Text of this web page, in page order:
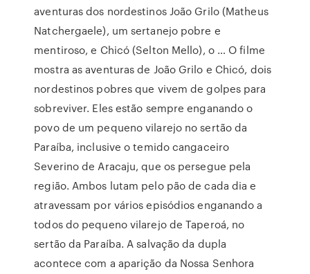
aventuras dos nordestinos João Grilo (Matheus
Natchergaele), um sertanejo pobre e
mentiroso, e Chicó (Selton Mello), o … O filme
mostra as aventuras de João Grilo e Chicó, dois
nordestinos pobres que vivem de golpes para
sobreviver. Eles estão sempre enganando o
povo de um pequeno vilarejo no sertão da
Paraíba, inclusive o temido cangaceiro
Severino de Aracaju, que os persegue pela
região. Ambos lutam pelo pão de cada dia e
atravessam por vários episódios enganando a
todos do pequeno vilarejo de Taperoá, no
sertão da Paraíba. A salvação da dupla
acontece com a aparição da Nossa Senhora